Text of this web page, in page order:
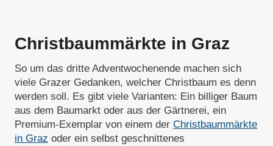
Christbaummärkte in Graz
So um das dritte Adventwochenende machen sich
viele Grazer Gedanken, welcher Christbaum es denn
werden soll. Es gibt viele Varianten: Ein billiger Baum
aus dem Baumarkt oder aus der Gärtnerei, ein
Premium-Exemplar von einem der Christbaummärkte
in Graz oder ein selbst geschnittenes